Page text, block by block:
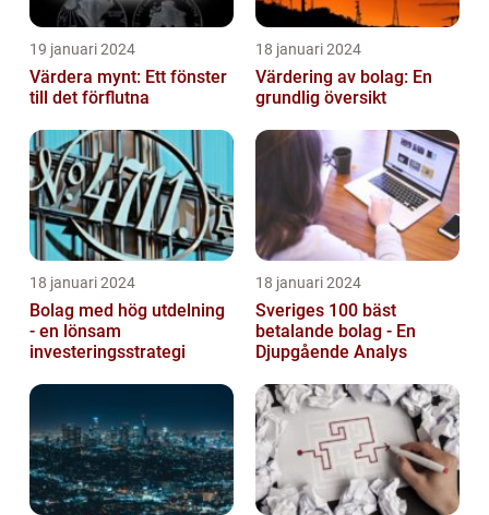
19 januari 2024
Värdera mynt: Ett fönster
till det förflutna
18 januari 2024
Värdering av bolag: En
grundlig översikt
18 januari 2024
Bolag med hög utdelning
- en lönsam
investeringsstrategi
18 januari 2024
Sveriges 100 bäst
betalande bolag - En
Djupgående Analys